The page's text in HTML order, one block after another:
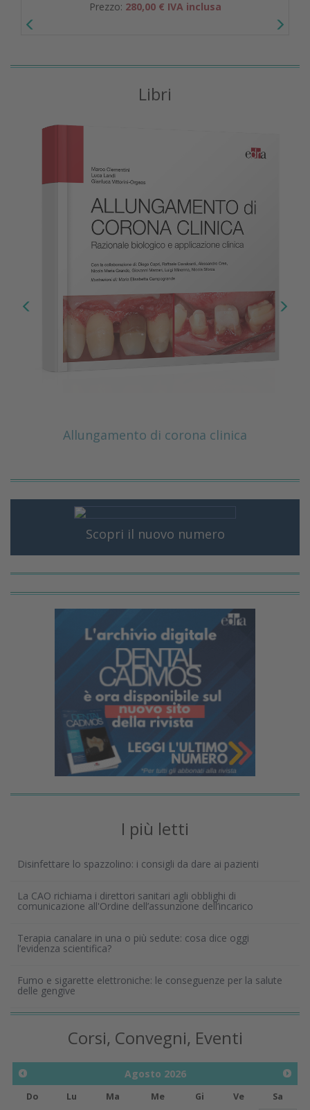
Prezzo: 280,00 € IVA inclusa
Libri
Allungamento di corona clinica
Scopri il nuovo numero
I più letti
Disinfettare lo spazzolino: i consigli da dare ai pazienti
La CAO richiama i direttori sanitari agli obblighi di
comunicazione all'Ordine dell’assunzione dell’incarico
Terapia canalare in una o più sedute: cosa dice oggi
l’evidenza scientifica?
Fumo e sigarette elettroniche: le conseguenze per la salute
delle gengive
Corsi, Convegni, Eventi
Agosto 2026
Do Lu Ma Me Gi Ve
Sa